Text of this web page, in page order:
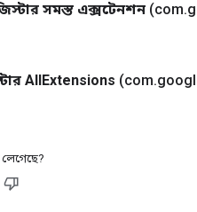
সমস্ত এক্সটেনশন (com.
AllExtensions (com.